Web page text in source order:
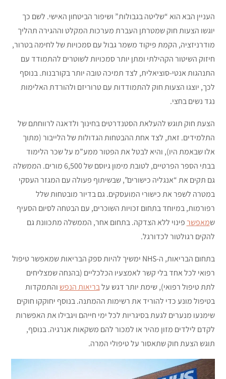
העניין הבא הוא “שליטה בגבולות” ושיפור הביטחון האישי. לשם כך
יוגשו הצעות חוק שמטרתן העברת מערכות המקלט וההגירה תהליך
מודרניזציה, הקמת פיקוד משמר גבול עם סמכויות של לחימה בטרור,
חיזוק השיטור הקהילתי ומתן יותר סמכויות לשוטרים להתמודד עם
התנהגות אנטי-סוציאלית, לצד תמיכה טובה יותר בקורבנות. בנוסף
לכך, יוצגו הצעות חוק להתמודדות עם טרוריזם ולהורדת האלימות
נגד נשים בחצי.
הצעת חוק תוגש להעלאת הסטנדרטים בחינוך ולדאגה לרווחתם של
התלמידים. זאת, לצד אחת ההבטחות הגדולות של הלייבור (מתוך
אלו שבאמת היו), והיא לבטל את הפטור ממע”מ על שכר הלימוד
בבתי הספר הפרטיים, לטובת מימון גיוסם של 6,500 מורים. הממשלה
גם תקים את “אנגליה כישורים”, שבשיתוף פעולה עם המגזר העסקי
במטרה לשפר את כישורי המועסקים. גם בדיור מובטחות שלל
רפורמות, במיוחד בתחום זכויות השוכרים, עם הבטחה לסיום הסעיף
שמאפשרפינוי ללא הצדקה. בתחום אחר, הממשלה מתכוונת גם
להקים רגולטור לכדורגל.
בתחום הבריאות, ה-NHS ימשיך להיות ספק הבריאות שמאפשר טיפול
רפואי לכל אחד בלי קשר לאמצעיו הכלכליים (בהנחה שמצליחים
לתת טיפול רפואי), שימת יותר דגש עלבריאות הנפשוהתמקדות
בטיפול מונע כדי להוריד את רשימות ההמתנה. בנוסף יחוקקו חוקים
שימנעו מנערים לגעת בסיגריות לכל ימי חייהם ויגבילו את האפשרות
לקדם לילדים מזון מהיר או למכור להם משקאות אנרגיה. בנוסף,
תוגש הצעת חוק שתאסור על טיפולי המרה.